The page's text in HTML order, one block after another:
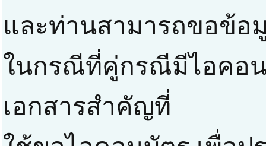
และท่านสามารถขอข้อ
ในกรณีที่คู่กรณีมีไอคอน
เอกสารสำคัญที่